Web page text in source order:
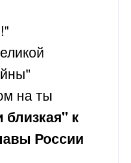
на ты
к
России